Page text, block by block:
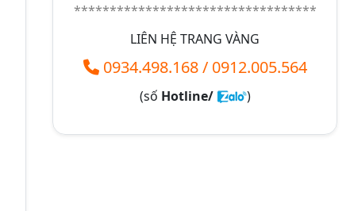
**********************************
LIÊN HỆ TRANG VÀNG
0934.498.168/ 0912.005.564
(số Hotline/ )